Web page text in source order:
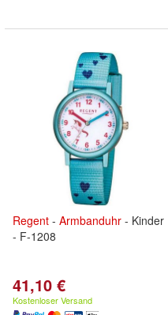
Regent - Armbanduhr - Kinder
- F-1208
41,10 €
Kostenloser Versand